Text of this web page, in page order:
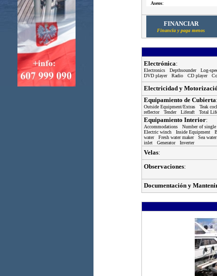
Aseos:
FINANCIAR
Financia y paga menos
Electrónica:
Electronics Depthsounder Log-
DVD player Radio CD player
Electricidad y
Equipamiento de Cubierta
Outside Equipment/Extras Teak
reflector Tender Liferaft Total
Equipamiento Interior:
Accommodations Number of
Electric winch Inside Equipment
water Fresh water maker Sea
inlet Generator Inverter
Velas:
Observaciones:
Documentación y